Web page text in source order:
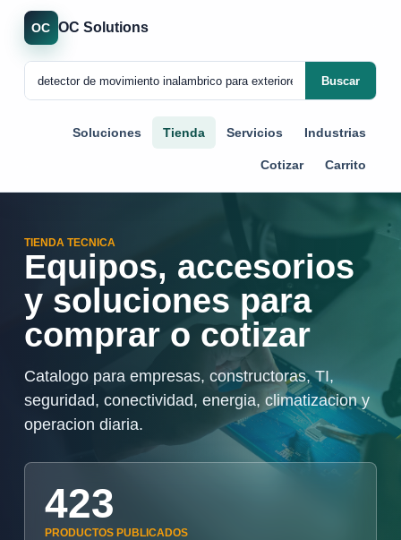
OC OC Solutions
Buscar
Soluciones Tienda Servicios Industrias
Cotizar Carrito
TIENDA TECNICA
Equipos, accesorios
y soluciones para
comprar o cotizar
Catalogo para empresas, constructoras, TI,
seguridad, conectividad, energia, climatizacion y
operacion diaria.
423
PRODUCTOS PUBLICADOS